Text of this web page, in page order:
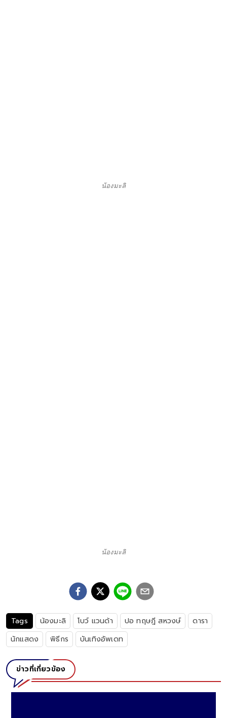
น้องมะลิ
น้องมะลิ
Tags น้องมะลิ โบว์ แวนด้า ปอ ทฤษฎี สหวงษ์
ดารา
นักแสดง
พิธีกร บันเทิงอัพเดท
ข่าวที่เกี่ยวข้อง